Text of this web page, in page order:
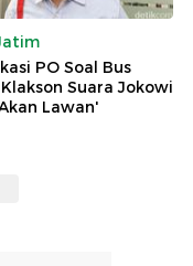
PO Soal Bus
Suara Jokowi
Lawan'